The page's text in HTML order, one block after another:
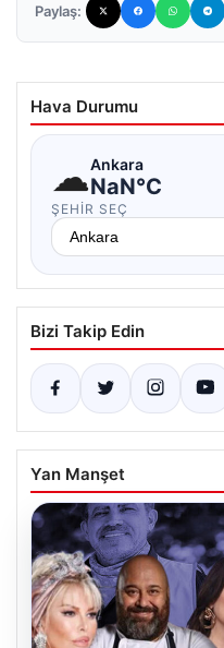
Paylaş:
Hava Durumu
☁Ankara
NaN°C
ŞEHIR SEÇ
Bizi Takip Edin
Yan Manşet